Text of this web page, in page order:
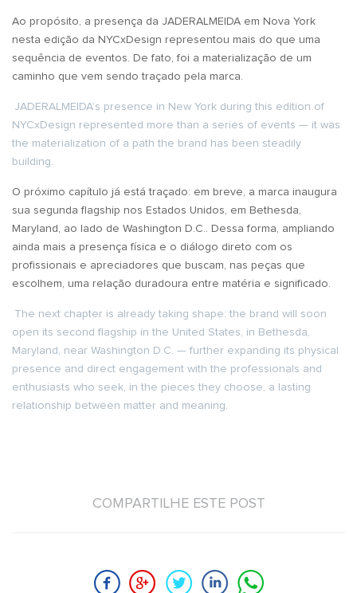
Ao propósito, a presença da JADERALMEIDA em Nova York
nesta edição da NYCxDesign representou mais do que uma
sequência de eventos. De fato, foi a materialização de um
caminho que vem sendo traçado pela marca.
JADERALMEIDA’s presence in New York during this edition of
NYCxDesign represented more than a series of events — it was
the materialization of a path the brand has been steadily
building.
O próximo capítulo já está traçado: em breve, a marca inaugura
sua segunda flagship nos Estados Unidos, em Bethesda,
Maryland, ao lado de Washington D.C.. Dessa forma, ampliando
ainda mais a presença física e o diálogo direto com os
profissionais e apreciadores que buscam, nas peças que
escolhem, uma relação duradoura entre matéria e significado.
The next chapter is already taking shape: the brand will soon
open its second flagship in the United States, in Bethesda,
Maryland, near Washington D.C. — further expanding its physical
presence and direct engagement with the professionals and
enthusiasts who seek, in the pieces they choose, a lasting
relationship between matter and meaning.
COMPARTILHE ESTE POST